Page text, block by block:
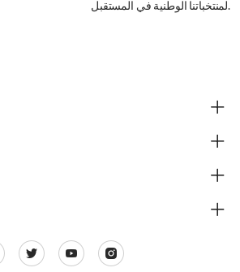
لمنتخباتنا الوطنية في المستقبل.